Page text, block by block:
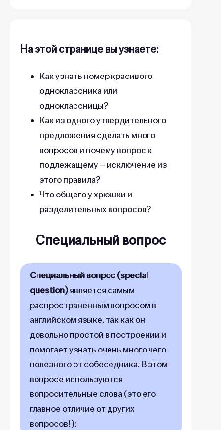
На этой странице вы узнаете:
Как узнать номер красивого
одноклассника или
одноклассницы?
Как из одного утвердительного
предложения сделать много
вопросов и почему вопрос к
подлежащему – исключение из
этого правила?
Что общего у хрюшки и
разделительных вопросов?
Специальный вопрос
Специальный вопрос (special
question)является самым
распространенным вопросом в
английском языке, так как он
довольно простой в построении и
помогает узнать очень много чего
полезного от собеседника. В этом
вопросе используются
вопросительные слова (это его
главное отличие от других
вопросов!):